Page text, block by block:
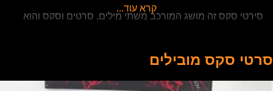
סירטי סקס זה מושג המורכב משתי מילים, סרטים וסקס והוא
אז מה נחשב סירטי סקס?
קרא עוד...
סרטי סקס מובילים